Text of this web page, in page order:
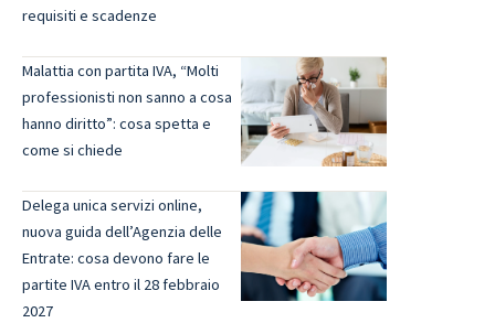
requisiti e scadenze
Malattia con partita IVA, “Molti
professionisti non sanno a cosa
hanno diritto”: cosa spetta e
come si chiede
Delega unica servizi online,
nuova guida dell’Agenzia delle
Entrate: cosa devono fare le
partite IVA entro il 28 febbraio
2027